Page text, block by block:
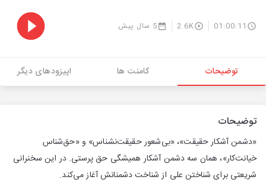
01:00:11
2.6K 5 سال پیش
توضیحات کامنت ها اپیزودهای دیگر
توضیحات
«دشمن آشکار حقیقت»، «بی‌شعور حقیقت‌نشناس» و «حق‌شناس
خیانت‌کار»، همان سه دشمن آشکار همیشگی حق پرستی. در این سخنرانی
شریعتی برای شناختن علی از شناخت دشمنانش آغاز می‌کند.